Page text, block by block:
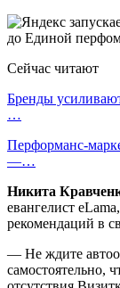
Сейчас читают
Бренды
…
Перформанс-
—…
Никита
евангелист
рекомендаций в
— Не ждите
самостоятельно,